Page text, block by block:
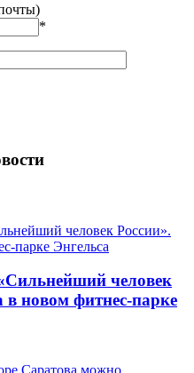
*
человек
в новом фитнес-парке